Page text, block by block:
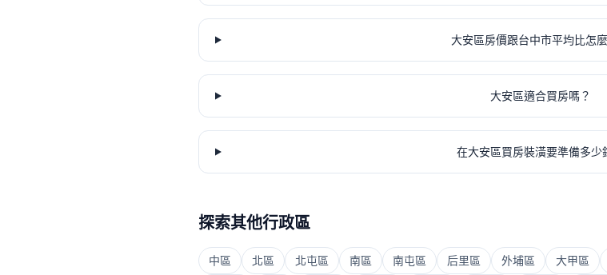
大安區房價跟台中市平均比怎
大安區適合買房嗎？
在大安區買房裝潢要準備多少
探索其他行政區
中區 北區 北屯區 南區 南屯區 后里區 外埔區 大甲區